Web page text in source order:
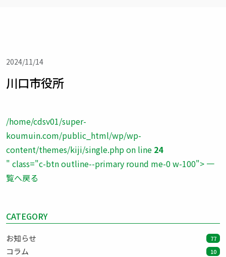
2024/11/14
川口市役所
/home/cdsv01/super-
koumuin.com/public_html/wp/wp-
content/themes/kiji/single.php on line 24
" class="c-btn outline--primary round me-0 w-100"> 一
覧へ戻る
CATEGORY
お知らせ 77
コラム 10